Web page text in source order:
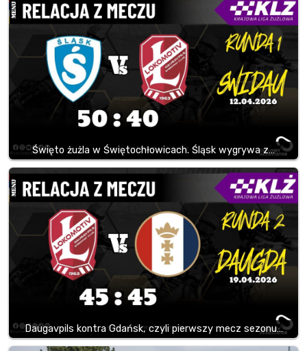
Święto żużla w Świętochłowicach. Śląsk wygrywa z…
Daugavpils kontra Gdańsk, czyli pierwszy mecz sezonu…